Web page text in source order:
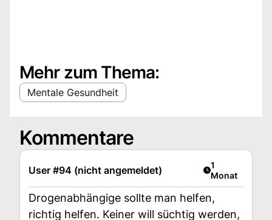
Mehr zum Thema:
Mentale Gesundheit
Kommentare
User #94 (nicht angemeldet) Artikel
1
Monat
Drogenabhängige sollte man helfen,
richtig helfen. Keiner will süchtig werden,